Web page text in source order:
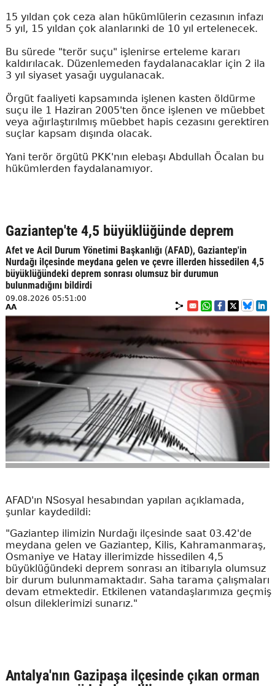
15 yıldan çok ceza alan hükümlülerin cezasının infazı
5 yıl, 15 yıldan çok alanlarınki de 10 yıl ertelenecek.
Bu sürede "terör suçu" işlenirse erteleme kararı
kaldırılacak. Düzenlemeden faydalanacaklar için 2 ila
3 yıl siyaset yasağı uygulanacak.
Örgüt faaliyeti kapsamında işlenen kasten öldürme
suçu ile 1 Haziran 2005'ten önce işlenen ve müebbet
veya ağırlaştırılmış müebbet hapis cezasını gerektiren
suçlar kapsam dışında olacak.
Yani terör örgütü PKK'nın elebaşı Abdullah Öcalan bu
hükümlerden faydalanamıyor.
Gaziantep'te 4,5 büyüklüğünde deprem
Afet ve Acil Durum Yönetimi Başkanlığı (AFAD), Gaziantep'in
Nurdağı ilçesinde meydana gelen ve çevre illerden hissedilen 4,5
büyüklüğündeki deprem sonrası olumsuz bir durumun
bulunmadığını bildirdi
09.08.2026 05:51:00
AA
AFAD'ın NSosyal hesabından yapılan açıklamada,
şunlar kaydedildi:
"Gaziantep ilimizin Nurdağı ilçesinde saat 03.42'de
meydana gelen ve Gaziantep, Kilis, Kahramanmaraş,
Osmaniye ve Hatay illerimizde hissedilen 4,5
büyüklüğündeki deprem sonrası an itibarıyla olumsuz
bir durum bulunmamaktadır. Saha tarama çalışmaları
devam etmektedir. Etkilenen vatandaşlarımıza geçmiş
olsun dileklerimizi sunarız."
Antalya'nın Gazipaşa ilçesinde çıkan orman